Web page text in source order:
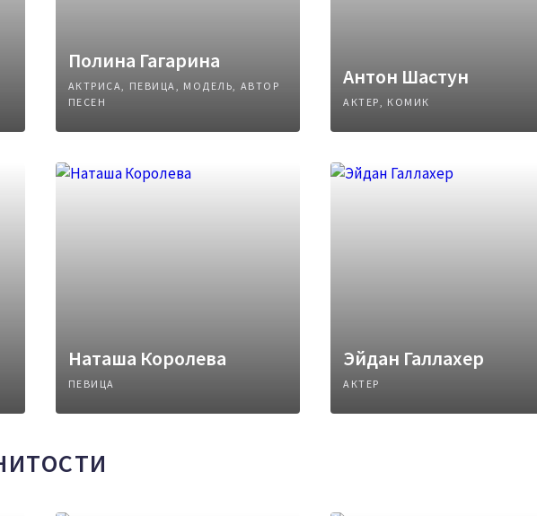
Полина Гагарина
АКТРИСА, ПЕВИЦА, МОДЕЛЬ, АВТОР
ПЕСЕН
Антон Шастун
АКТЕР, КОМИК
Наташа Королева
ПЕВИЦА
Эйдан Галлахер
АКТЕР